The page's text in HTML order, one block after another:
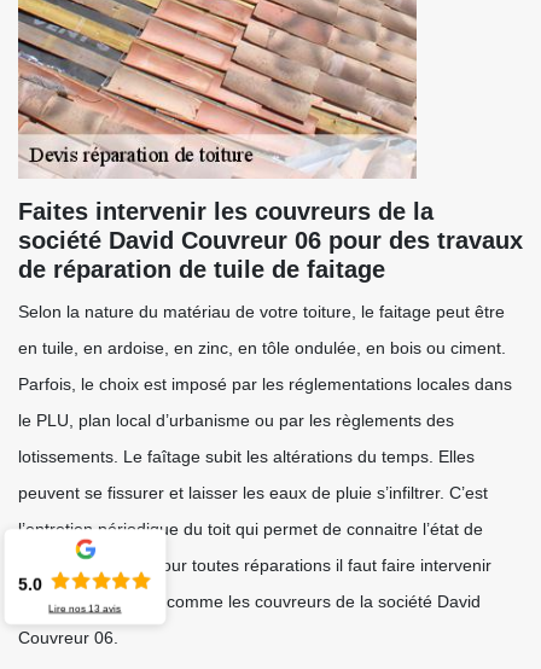
Faites intervenir les couvreurs de la
société David Couvreur 06 pour des travaux
de réparation de tuile de faitage
Selon la nature du matériau de votre toiture, le faitage peut être
en tuile, en ardoise, en zinc, en tôle ondulée, en bois ou ciment.
Parfois, le choix est imposé par les réglementations locales dans
le PLU, plan local d’urbanisme ou par les règlements des
lotissements. Le faîtage subit les altérations du temps. Elles
peuvent se fissurer et laisser les eaux de pluie s’infiltrer. C’est
l’entretien périodique du toit qui permet de connaitre l’état de
santé du faitage. Pour toutes réparations il faut faire intervenir
des professionnels comme les couvreurs de la société David
Couvreur 06.
5.0
Lire nos13 avis